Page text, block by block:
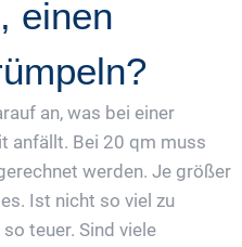
einen
an, was bei einer
anfällt. Bei 20 qm muss
werden. Je größer
Ist nicht so viel zu
teuer. Sind viele